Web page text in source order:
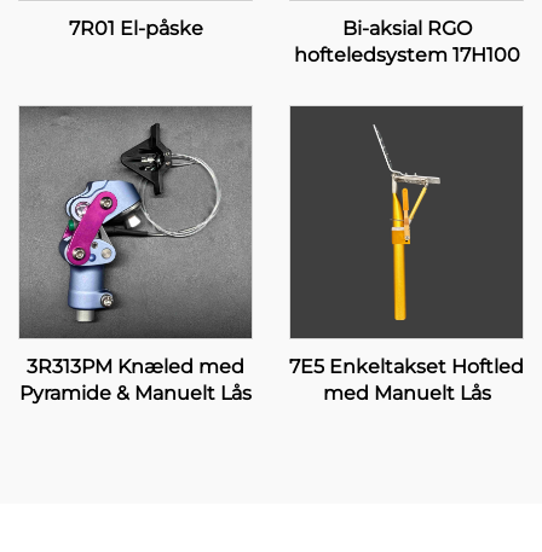
7R01 El-påske
Bi-aksial RGO
hofteledsystem 17H100
3R313PM Knæled med
Pyramide & Manuelt Lås
7E5 Enkeltakset Hoftled
med Manuelt Lås